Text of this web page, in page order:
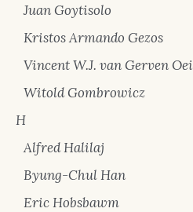
Juan Goytisolo
Kristos Armando Gezos
Vincent W.J. van Gerven Oei
Witold Gombrowicz
H
Alfred Halilaj
Byung-Chul Han
Eric Hobsbawm